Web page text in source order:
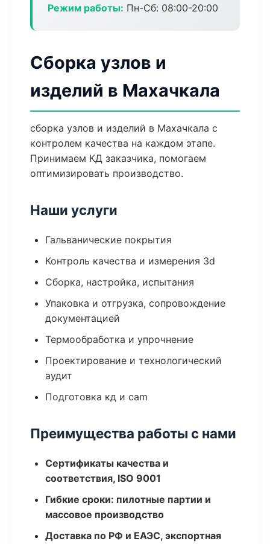
Режим работы: Пн-Сб: 08:00-20:00
Сборка узлов и
изделий в Махачкала
сборка узлов и изделий в Махачкала с
контролем качества на каждом этапе.
Принимаем КД заказчика, помогаем
оптимизировать производство.
Наши услуги
Гальванические покрытия
Контроль качества и измерения 3d
Сборка, настройка, испытания
Упаковка и отгрузка, сопровождение
документацией
Термообработка и упрочнение
Проектирование и технологический
аудит
Подготовка кд и cam
Преимущества работы с нами
Сертификаты качества и
соответствия, ISO 9001
Гибкие сроки: пилотные партии и
массовое производство
Доставка по РФ и ЕАЭС, экспортная